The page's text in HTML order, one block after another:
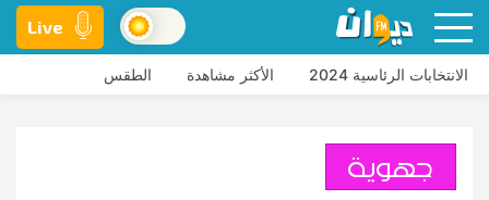
Live
الانتخابات الرئاسية 2024 الأكثر مشاهدة الطقس
جهوية